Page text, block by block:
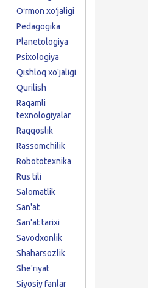
Oʻrmon xoʻjaligi
Pedagogika
Planetologiya
Psixologiya
Qishloq xo'jaligi
Qurilish
Raqamli
texnologiyalar
Raqqoslik
Rassomchilik
Robototexnika
Rus tili
Salomatlik
San'at
San'at tarixi
Savodxonlik
Shaharsozlik
She'riyat
Siyosiy fanlar